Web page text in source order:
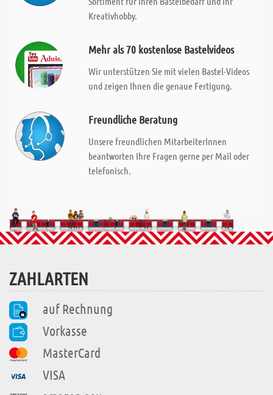
Kreativhobby.
Mehr als 70 kostenlose Bastelvideos
Wir unterstützen Sie mit vielen Bastel-Videos
und zeigen Ihnen die genaue Fertigung.
Freundliche Beratung
Unsere freundlichen MitarbeiterInnen
beantworten Ihre Fragen gerne per Mail oder
telefonisch.
ZAHLARTEN
auf Rechnung
Vorkasse
MasterCard
VISA